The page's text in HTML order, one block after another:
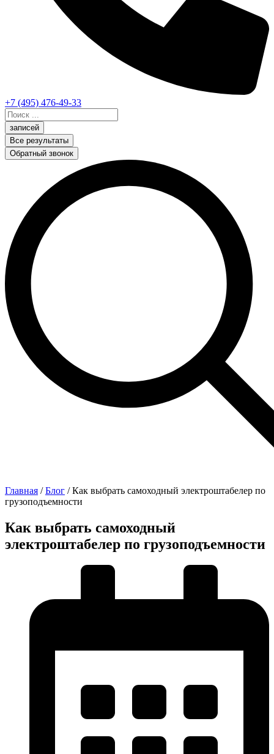
+7 (495) 476-49-33
Search
...записей
Все результаты
Обратный звонок
Главная /Блог /Как выбрать самоходный электроштабелер по
грузоподъемности
Как выбрать самоходный
электроштабелер по грузоподъемности